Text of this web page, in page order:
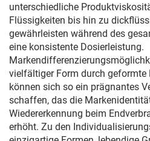
unterschiedliche
Flüssigkeiten bis hin zu
gewährleisten während des
eine konsistente Dosierleistung.
vielfältiger Form durch geformte
können sich so ein prägnantes
schaffen, das die
Wiedererkennung beim
erhöht. Zu den